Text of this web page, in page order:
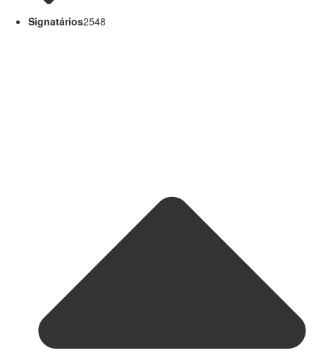
Signatários2548